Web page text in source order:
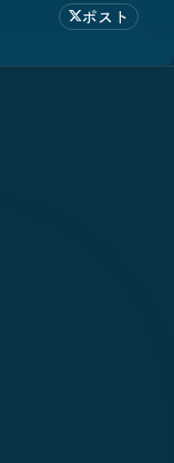
ポスト